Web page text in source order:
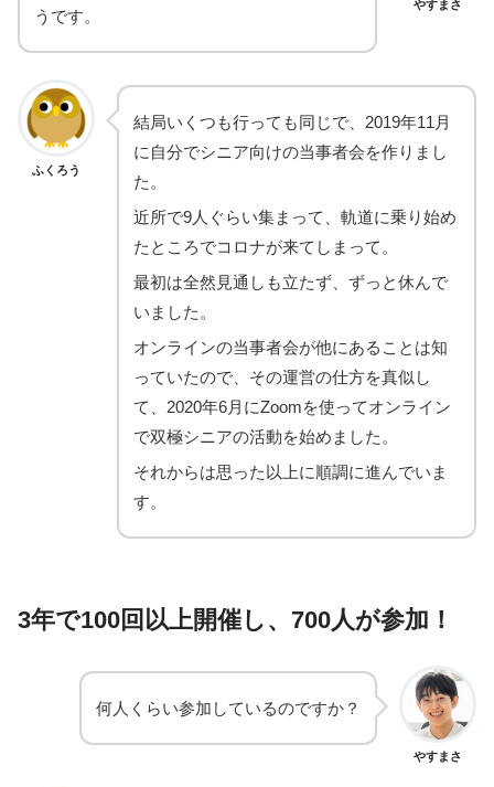
やすまさ
うです。
ふくろう
結局いくつも行っても同じで、2019年11月
に自分でシニア向けの当事者会を作りまし
た。
近所で9人ぐらい集まって、軌道に乗り始め
たところでコロナが来てしまって。
最初は全然見通しも立たず、ずっと休んで
いました。
オンラインの当事者会が他にあることは知
っていたので、その運営の仕方を真似し
て、2020年6月にZoomを使ってオンライン
で双極シニアの活動を始めました。
それからは思った以上に順調に進んでいま
す。
3年で100回以上開催し、700人が参加！
やすまさ
何人くらい参加しているのですか？